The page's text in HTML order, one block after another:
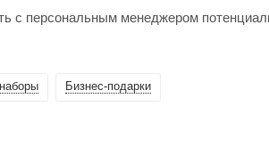
с персональным менеджером
Бизнес-подарки